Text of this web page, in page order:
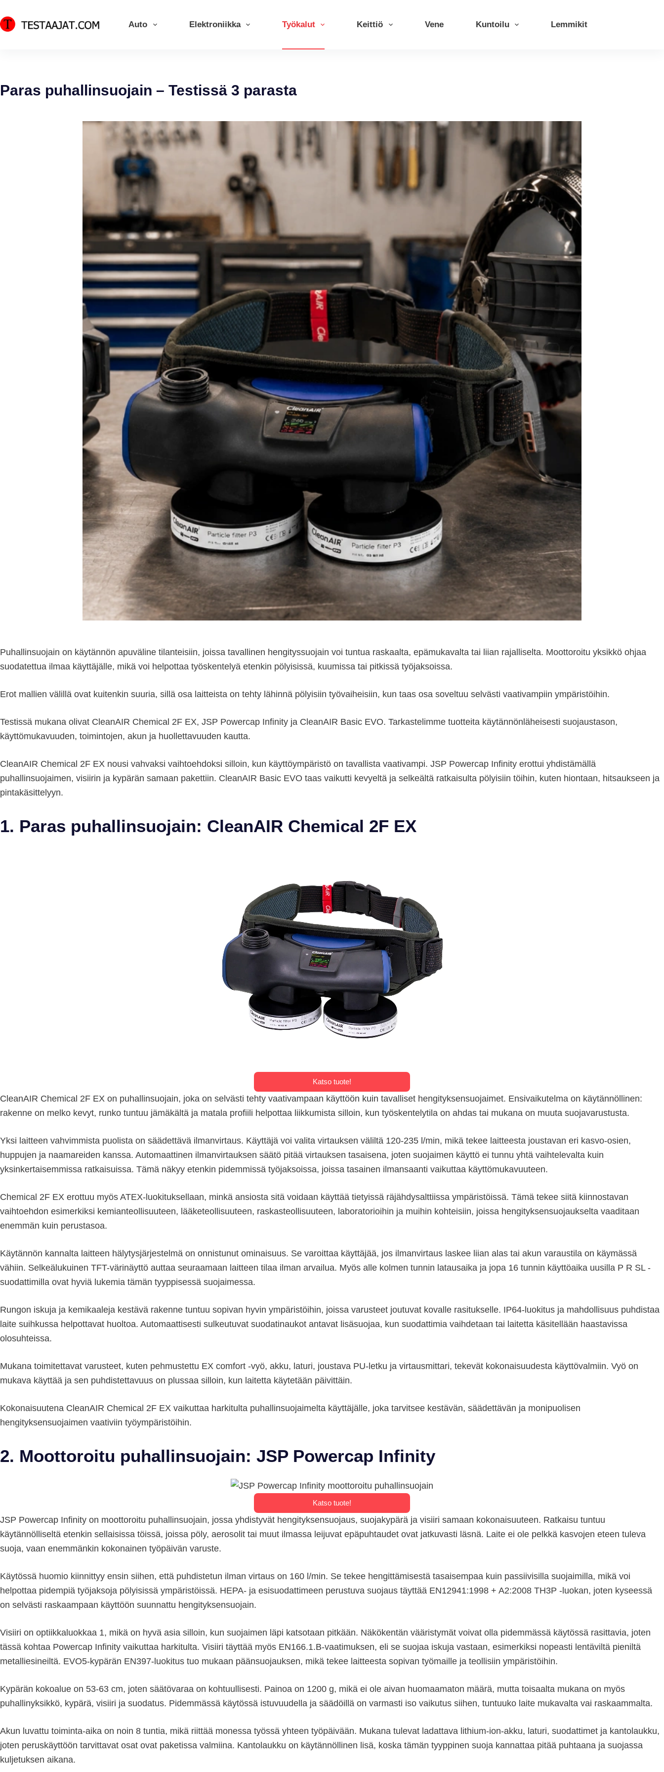
to
Auto Elektroniikka Työkalut Keittiö Vene Kuntoilu Lemmikit
Paras puhallinsuojain – Testissä 3 parasta
Puhallinsuojain on käytännön apuväline tilanteisiin, joissa tavallinen hengityssuojain voi tuntua raskaalta, epämukavalta tai liian rajalliselta. Moottoroitu yksikkö ohjaa
suodatettua ilmaa käyttäjälle, mikä voi helpottaa työskentelyä etenkin pölyisissä, kuumissa tai pitkissä työjaksoissa.
Erot mallien välillä ovat kuitenkin suuria, sillä osa laitteista on tehty lähinnä pölyisiin työvaiheisiin, kun taas osa soveltuu selvästi vaativampiin ympäristöihin.
Testissä mukana olivat CleanAIR Chemical 2F EX, JSP Powercap Infinity ja CleanAIR Basic EVO. Tarkastelimme tuotteita käytännönläheisesti suojaustason,
käyttömukavuuden, toimintojen, akun ja huollettavuuden kautta.
CleanAIR Chemical 2F EX nousi vahvaksi vaihtoehdoksi silloin, kun käyttöympäristö on tavallista vaativampi. JSP Powercap Infinity erottui yhdistämällä
puhallinsuojaimen, visiirin ja kypärän samaan pakettiin. CleanAIR Basic EVO taas vaikutti kevyeltä ja selkeältä ratkaisulta pölyisiin töihin, kuten hiontaan, hitsaukseen ja
pintakäsittelyyn.
1. Paras puhallinsuojain: CleanAIR Chemical 2F EX
Katso tuote!
CleanAIR Chemical 2F EX on puhallinsuojain, joka on selvästi tehty vaativampaan käyttöön kuin tavalliset hengityksensuojaimet. Ensivaikutelma on käytännöllinen:
rakenne on melko kevyt, runko tuntuu jämäkältä ja matala profiili helpottaa liikkumista silloin, kun työskentelytila on ahdas tai mukana on muuta suojavarustusta.
Yksi laitteen vahvimmista puolista on säädettävä ilmanvirtaus. Käyttäjä voi valita virtauksen väliltä 120-235 l/min, mikä tekee laitteesta joustavan eri kasvo-osien,
huppujen ja naamareiden kanssa. Automaattinen ilmanvirtauksen säätö pitää virtauksen tasaisena, joten suojaimen käyttö ei tunnu yhtä vaihtelevalta kuin
yksinkertaisemmissa ratkaisuissa. Tämä näkyy etenkin pidemmissä työjaksoissa, joissa tasainen ilmansaanti vaikuttaa käyttömukavuuteen.
Chemical 2F EX erottuu myös ATEX-luokituksellaan, minkä ansiosta sitä voidaan käyttää tietyissä räjähdysalttiissa ympäristöissä. Tämä tekee siitä kiinnostavan
vaihtoehdon esimerkiksi kemianteollisuuteen, lääketeollisuuteen, raskasteollisuuteen, laboratorioihin ja muihin kohteisiin, joissa hengityksensuojaukselta vaaditaan
enemmän kuin perustasoa.
Käytännön kannalta laitteen hälytysjärjestelmä on onnistunut ominaisuus. Se varoittaa käyttäjää, jos ilmanvirtaus laskee liian alas tai akun varaustila on käymässä
vähiin. Selkeälukuinen TFT-värinäyttö auttaa seuraamaan laitteen tilaa ilman arvailua. Myös alle kolmen tunnin latausaika ja jopa 16 tunnin käyttöaika uusilla P R SL -
suodattimilla ovat hyviä lukemia tämän tyyppisessä suojaimessa.
Rungon iskuja ja kemikaaleja kestävä rakenne tuntuu sopivan hyvin ympäristöihin, joissa varusteet joutuvat kovalle rasitukselle. IP64-luokitus ja mahdollisuus puhdistaa
laite suihkussa helpottavat huoltoa. Automaattisesti sulkeutuvat suodatinaukot antavat lisäsuojaa, kun suodattimia vaihdetaan tai laitetta käsitellään haastavissa
olosuhteissa.
Mukana toimitettavat varusteet, kuten pehmustettu EX comfort -vyö, akku, laturi, joustava PU-letku ja virtausmittari, tekevät kokonaisuudesta käyttövalmiin. Vyö on
mukava käyttää ja sen puhdistettavuus on plussaa silloin, kun laitetta käytetään päivittäin.
Kokonaisuutena CleanAIR Chemical 2F EX vaikuttaa harkitulta puhallinsuojaimelta käyttäjälle, joka tarvitsee kestävän, säädettävän ja monipuolisen
hengityksensuojaimen vaativiin työympäristöihin.
2. Moottoroitu puhallinsuojain: JSP Powercap Infinity
Katso tuote!
JSP Powercap Infinity on moottoroitu puhallinsuojain, jossa yhdistyvät hengityksensuojaus, suojakypärä ja visiiri samaan kokonaisuuteen. Ratkaisu tuntuu
käytännölliseltä etenkin sellaisissa töissä, joissa pöly, aerosolit tai muut ilmassa leijuvat epäpuhtaudet ovat jatkuvasti läsnä. Laite ei ole pelkkä kasvojen eteen tuleva
suoja, vaan enemmänkin kokonainen työpäivän varuste.
Käytössä huomio kiinnittyy ensin siihen, että puhdistetun ilman virtaus on 160 l/min. Se tekee hengittämisestä tasaisempaa kuin passiivisilla suojaimilla, mikä voi
helpottaa pidempiä työjaksoja pölyisissä ympäristöissä. HEPA- ja esisuodattimeen perustuva suojaus täyttää EN12941:1998 + A2:2008 TH3P -luokan, joten kyseessä
on selvästi raskaampaan käyttöön suunnattu hengityksensuojain.
Visiiri on optiikkaluokkaa 1, mikä on hyvä asia silloin, kun suojaimen läpi katsotaan pitkään. Näkökentän vääristymät voivat olla pidemmässä käytössä rasittavia, joten
tässä kohtaa Powercap Infinity vaikuttaa harkitulta. Visiiri täyttää myös EN166.1.B-vaatimuksen, eli se suojaa iskuja vastaan, esimerkiksi nopeasti lentäviltä pieniltä
metalliesineiltä. EVO5-kypärän EN397-luokitus tuo mukaan päänsuojauksen, mikä tekee laitteesta sopivan työmaille ja teollisiin ympäristöihin.
Kypärän kokoalue on 53-63 cm, joten säätövaraa on kohtuullisesti. Painoa on 1200 g, mikä ei ole aivan huomaamaton määrä, mutta toisaalta mukana on myös
puhallinyksikkö, kypärä, visiiri ja suodatus. Pidemmässä käytössä istuvuudella ja säädöillä on varmasti iso vaikutus siihen, tuntuuko laite mukavalta vai raskaammalta.
Akun luvattu toiminta-aika on noin 8 tuntia, mikä riittää monessa työssä yhteen työpäivään. Mukana tulevat ladattava lithium-ion-akku, laturi, suodattimet ja kantolaukku,
joten peruskäyttöön tarvittavat osat ovat paketissa valmiina. Kantolaukku on käytännöllinen lisä, koska tämän tyyppinen suoja kannattaa pitää puhtaana ja suojassa
kuljetuksen aikana.